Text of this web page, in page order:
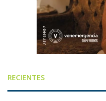
RECIENTES